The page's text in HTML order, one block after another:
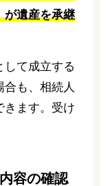
が遺産を承継
して成立する
合も、相続人
きます。受け
容の確認